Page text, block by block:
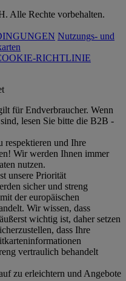
Alle Rechte vorbehalten.
Nutzungs- und
RICHTLINIE
für Endverbraucher. Wenn
lesen Sie bitte die B2B -
respektieren und Ihre
Wir werden Ihnen immer
nutzen.
unsere Priorität
sicher und streng
der europäischen
Wir wissen, dass
wichtig ist, daher setzen
dass Ihre
vertraulich behandelt
zu erleichtern und Angebote